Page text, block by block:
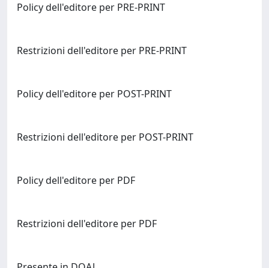
Policy dell'editore per PRE-PRINT
Restrizioni dell'editore per PRE-PRINT
Policy dell'editore per POST-PRINT
Restrizioni dell'editore per POST-PRINT
Policy dell'editore per PDF
Restrizioni dell'editore per PDF